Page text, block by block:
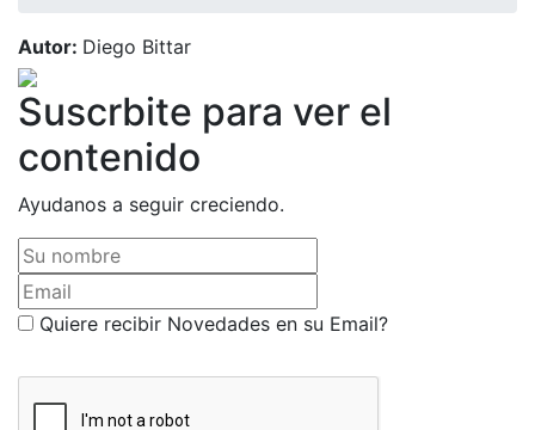
Autor: Diego Bittar
Suscrbite para ver el
contenido
Ayudanos a seguir creciendo.
Su nombre
Email
Quiere recibir Novedades en su Email?